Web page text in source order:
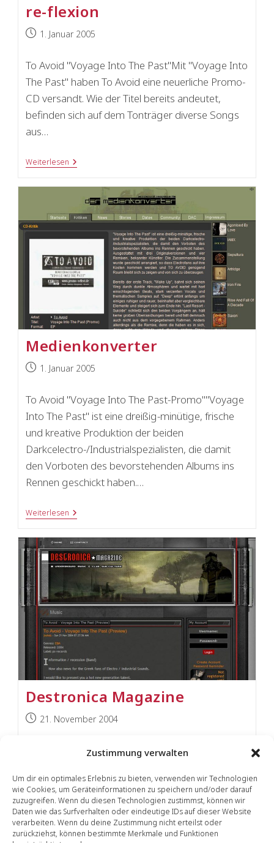
Zustimmung verwalten
Um dir ein optimales Erlebnis zu bieten, verwenden wir Technologien
wie Cookies, um Geräteinformationen zu speichern und/oder darauf
zuzugreifen. Wenn du diesen Technologien zustimmst, können wir
Daten wie das Surfverhalten oder eindeutige IDs auf dieser Website
verarbeiten. Wenn du deine Zustimmung nicht erteilst oder
zurückziehst, können bestimmte Merkmale und Funktionen
re-flexion
Beitrag1. Januar 2005
To Avoid "Voyage Into The Past"Mit "Voyage Into
The Past" haben To Avoid eine neuerliche Promo-
CD versandt. Wie der Titel bereits andeutet,
befinden sich auf dem Tonträger diverse Songs
aus…
Weiterlesen Re-
Flexion
Medienkonverter
Beitrag1. Januar 2005
To Avoid "Voyage Into The Past-Promo""Voyage
Into The Past" ist eine dreißig-minütige, frische
und kreative Produktion der beiden
Darkcelectro-/Industrialspezialisten, die damit
den Vorboten des bevorstehenden Albums ins
Rennen geschickt haben.…
Weiterlesen Medienkonverter
Destronica Magazine
Beitrag21. November 2004
To Avoid - Voyage Into The Past (Preview)josholz
EBMReleased: 2004Label: ps-
recordsInformation / recession (Band)Now also
news for the Greek fans of Electro /…